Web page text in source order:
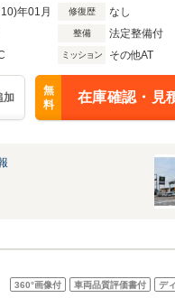
年01月 修復歴 なし
整備 法定整備付
ミッション その他AT
加
無
料
在庫確認・見
360°画像付 車両品質評価書付 デ